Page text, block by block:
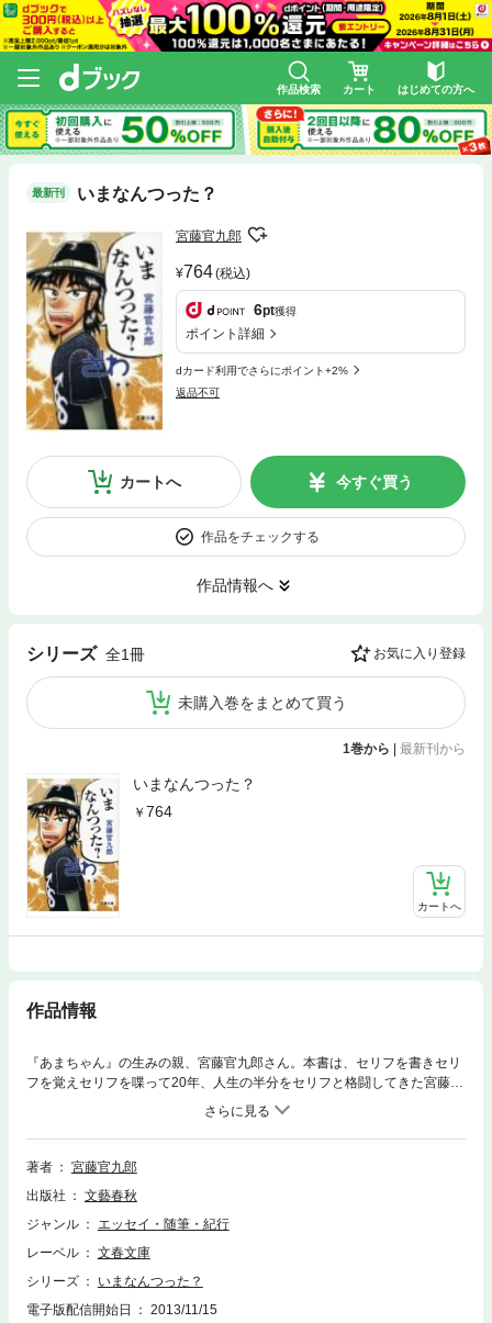
作品検索 カート はじめての方へ
最新刊 いまなんつった？
宮藤官九郎
764(税込)
6pt獲得
ポイント詳細
dカード利用でさらにポイント+2%
返品不可
カートへ 今すぐ買う
作品をチェックする
作品情報へ
シリーズ 全1冊 お気に入り登録
未購入巻をまとめて買う
1巻から 最新刊から
いまなんつった？
764
カートへ
作品情報
『あまちゃん』の生みの親、宮藤官九郎さん。本書は、セリフを書きセリ
フを覚えセリフを喋って20年、人生の半分をセリフと格闘してきた宮藤さ
んが耳にし、思わず「いまなんつった？」と振り向いてしまった言葉を綴
ったエッセイ集です。ＴＶ・舞台・映画・音楽・家庭で耳にした名＆迷セ
リフ111個！ 天才脚本家の頭の中を覗き見た気になる（？）、オトクな
１冊です。
著者
宮藤官九郎
出版社
文藝春秋
ジャンル
エッセイ・随筆・紀行
レーベル
文春文庫
シリーズ
いまなんつった？
電子版配信開始日
2013/11/15